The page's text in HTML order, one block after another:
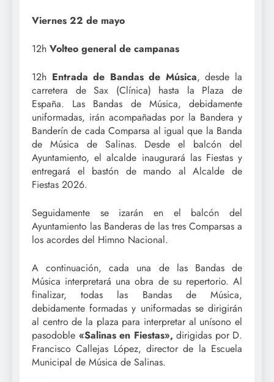
Viernes 22 de mayo
12h Volteo general de campanas
12h Entrada de Bandas de Música, desde la
carretera de Sax (Clínica) hasta la Plaza de
España. Las Bandas de Música, debidamente
uniformadas, irán acompañadas por la Bandera y
Banderín de cada Comparsa al igual que la Banda
de Música de Salinas. Desde el balcón del
Ayuntamiento, el alcalde inaugurará las Fiestas y
entregará el bastón de mando al Alcalde de
Fiestas 2026.
Seguidamente se izarán en el balcón del
Ayuntamiento las Banderas de las tres Comparsas a
los acordes del Himno Nacional.
A continuación, cada una de las Bandas de
Música interpretará una obra de su repertorio. Al
finalizar, todas las Bandas de Música,
debidamente formadas y uniformadas se dirigirán
al centro de la plaza para interpretar al unísono el
pasodoble «Salinas en Fiestas», dirigidas por D.
Francisco Callejas López, director de la Escuela
Municipal de Música de Salinas.